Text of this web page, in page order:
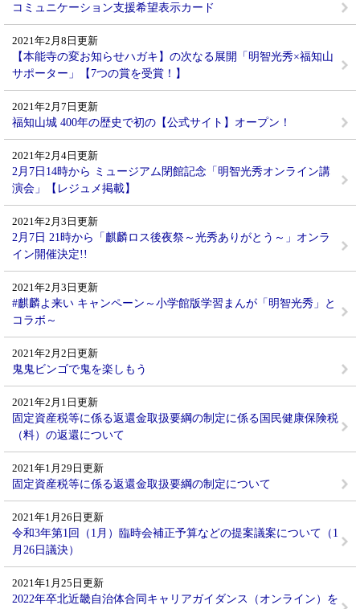
コミュニケーション支援希望表示カード
2021年2月8日更新
【本能寺の変お知らせハガキ】の次なる展開「明智光秀×福知山
サポーター」【7つの賞を受賞！】
2021年2月7日更新
福知山城 400年の歴史で初の【公式サイト】オープン！
2021年2月4日更新
2月7日14時から ミュージアム閉館記念「明智光秀オンライン講
演会」【レジュメ掲載】
2021年2月3日更新
2月7日 21時から「麒麟ロス後夜祭～光秀ありがとう～」オンラ
イン開催決定!!
2021年2月3日更新
#麒麟よ来い キャンペーン～小学館版学習まんが「明智光秀」と
コラボ～
2021年2月2日更新
鬼鬼ビンゴで鬼を楽しもう
2021年2月1日更新
固定資産税等に係る返還金取扱要綱の制定に係る国民健康保険税
（料）の返還について
2021年1月29日更新
固定資産税等に係る返還金取扱要綱の制定について
2021年1月26日更新
令和3年第1回（1月）臨時会補正予算などの提案議案について（1
月26日議決）
2021年1月25日更新
2022年卒北近畿自治体合同キャリアガイダンス（オンライン）を